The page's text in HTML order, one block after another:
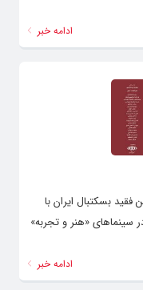
ادامه خبر
فقید بسکتبال ایران با
از ۲ شهریور ماه در سینماهای «هنر و تجربه»
ادامه خبر